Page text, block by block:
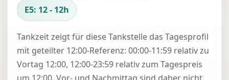
E5: 12 - 12h
Tankzeit zeigt für diese Tankstelle das Tagesprofil
mit geteilter 12:00-Referenz: 00:00-11:59 relativ zu
Vortag 12:00, 12:00-23:59 relativ zum Tagespreis